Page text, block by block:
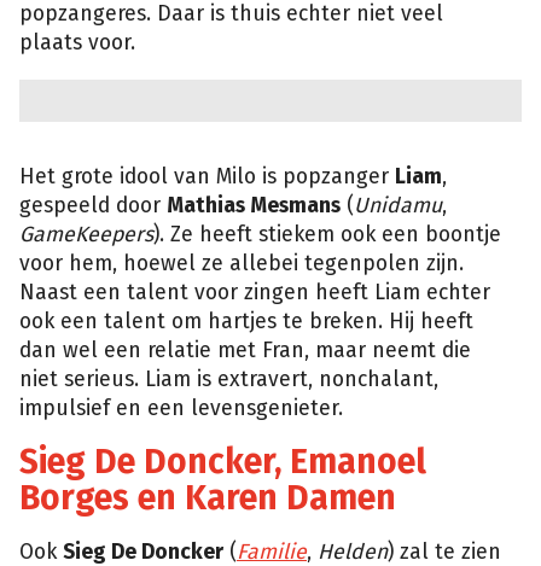
popzangeres. Daar is thuis echter niet veel
plaats voor.
Het grote idool van Milo is popzanger Liam,
gespeeld door Mathias Mesmans (Unidamu,
GameKeepers). Ze heeft stiekem ook een boontje
voor hem, hoewel ze allebei tegenpolen zijn.
Naast een talent voor zingen heeft Liam echter
ook een talent om hartjes te breken. Hij heeft
dan wel een relatie met Fran, maar neemt die
niet serieus. Liam is extravert, nonchalant,
impulsief en een levensgenieter.
Sieg De Doncker, Emanoel
Borges en Karen Damen
OokSieg De Doncker (Familie, Helden) zal te zien